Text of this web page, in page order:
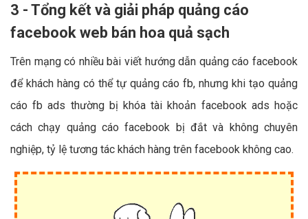
3 - Tổng kết và giải pháp quảng cáo
facebook web bán hoa quả sạch
Trên mạng có nhiều bài viết hướng dẫn quảng cáo facebook
để khách hàng có thể tự quảng cáo fb, nhưng khi tạo quảng
cáo fb ads thường bị khóa tài khoản facebook ads hoặc
cách chạy quảng cáo facebook bị đắt và không chuyên
nghiệp, tỷ lệ tương tác khách hàng trên facebook không cao.